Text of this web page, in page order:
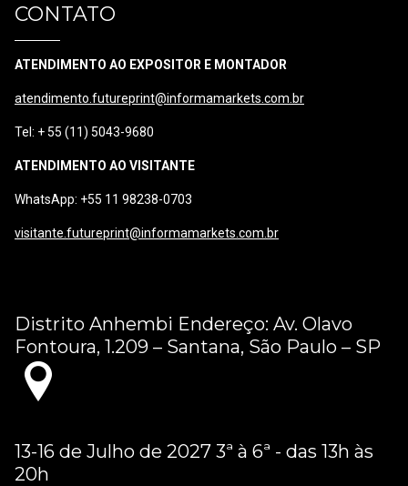
CONTATO
ATENDIMENTO AO EXPOSITOR E MONTADOR
atendimento.futureprint@informamarkets.com.br
Tel: + 55 (11) 5043-9680
ATENDIMENTO AO VISITANTE
WhatsApp: +55 11 98238-0703
visitante.futureprint@informamarkets.com.br
Distrito Anhembi Endereço: Av. Olavo
Fontoura, 1.209 – Santana, São Paulo – SP
13-16 de Julho de 2027 3ª à 6ª - das 13h às
20h